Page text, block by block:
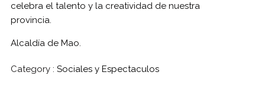
celebra el talento y la creatividad de nuestra
provincia.
Alcaldía de Mao.
Category : Sociales y Espectaculos